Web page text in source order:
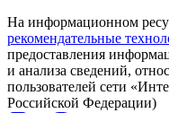
На информационном
рекомендательные
предоставления
и анализа сведений,
пользователей сети
Российской Федерации)